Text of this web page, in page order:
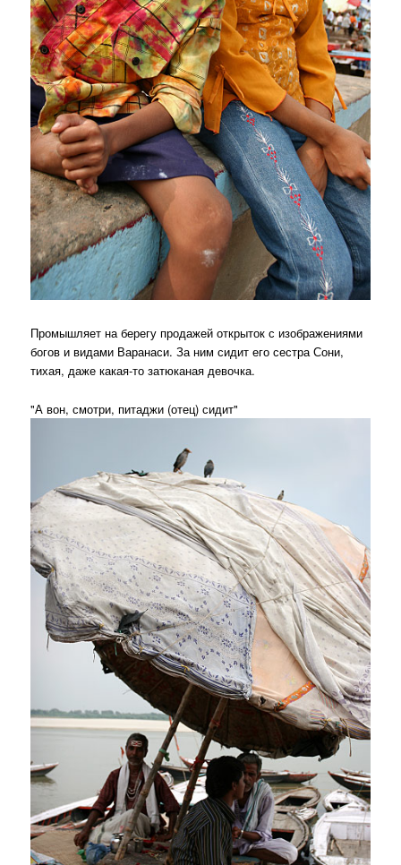
Промышляет на берегу продажей открыток с изображениями
богов и видами Варанаси. За ним сидит его сестра Сони,
тихая, даже какая-то затюканая девочка.
"А вон, смотри, питаджи (отец) сидит"